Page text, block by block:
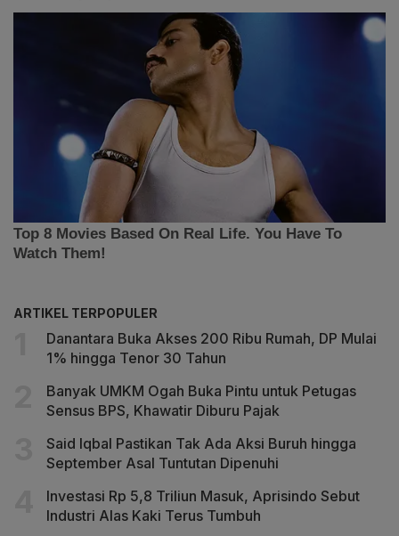
ARTIKEL TERPOPULER
Danantara Buka Akses 200 Ribu Rumah, DP Mulai
1% hingga Tenor 30 Tahun
Banyak UMKM Ogah Buka Pintu untuk Petugas
Sensus BPS, Khawatir Diburu Pajak
Said Iqbal Pastikan Tak Ada Aksi Buruh hingga
September Asal Tuntutan Dipenuhi
Investasi Rp 5,8 Triliun Masuk, Aprisindo Sebut
Industri Alas Kaki Terus Tumbuh